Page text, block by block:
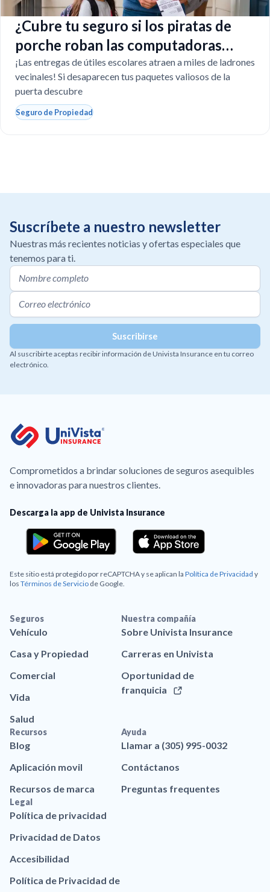
¿Cubre tu seguro si los piratas de
porche roban las computadoras
escolares?
¡Las entregas de útiles escolares atraen a miles de ladrones
vecinales! Si desaparecen tus paquetes valiosos de la
puerta descubre
Seguro de Propiedad
Suscríbete a nuestro newsletter
Nuestras más recientes noticias y ofertas especiales que
tenemos para ti.
Al suscribirte aceptas recibir información de Univista Insurance en tu correo
electrónico.
Comprometidos a brindar soluciones de seguros asequibles
e innovadoras para nuestros clientes.
Descarga la app de Univista Insurance
Este sitio está protegido por reCAPTCHA y se aplican la Política de Privacidad y
los Términos de Servicio de Google.
Seguros
Vehículo
Casa y Propiedad
Comercial
Vida
Salud
Nuestra compañía
Sobre Univista Insurance
Carreras en Univista
Oportunidad de
franquicia
Recursos
Blog
Aplicación movil
Recursos de marca
Ayuda
Llamar a (305) 995-0032
Contáctanos
Preguntas frequentes
Legal
Política de privacidad
Privacidad de Datos
Accesibilidad
Política de Privacidad de